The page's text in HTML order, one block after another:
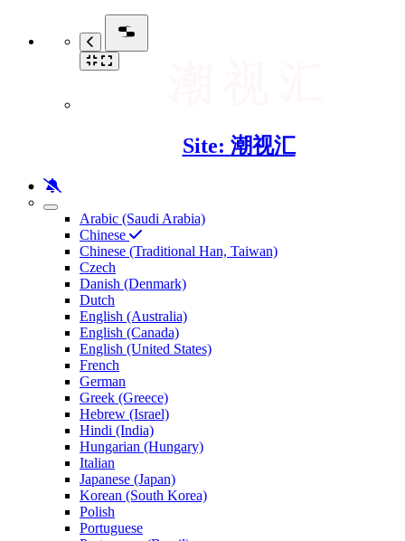
Site: 潮视汇
Arabic (Saudi Arabia)
Chinese
Chinese (Traditional Han, Taiwan)
Czech
Danish (Denmark)
Dutch
English (Australia)
English (Canada)
English (United States)
French
German
Greek (Greece)
Hebrew (Israel)
Hindi (India)
Hungarian (Hungary)
Italian
Japanese (Japan)
Korean (South Korea)
Polish
Portuguese